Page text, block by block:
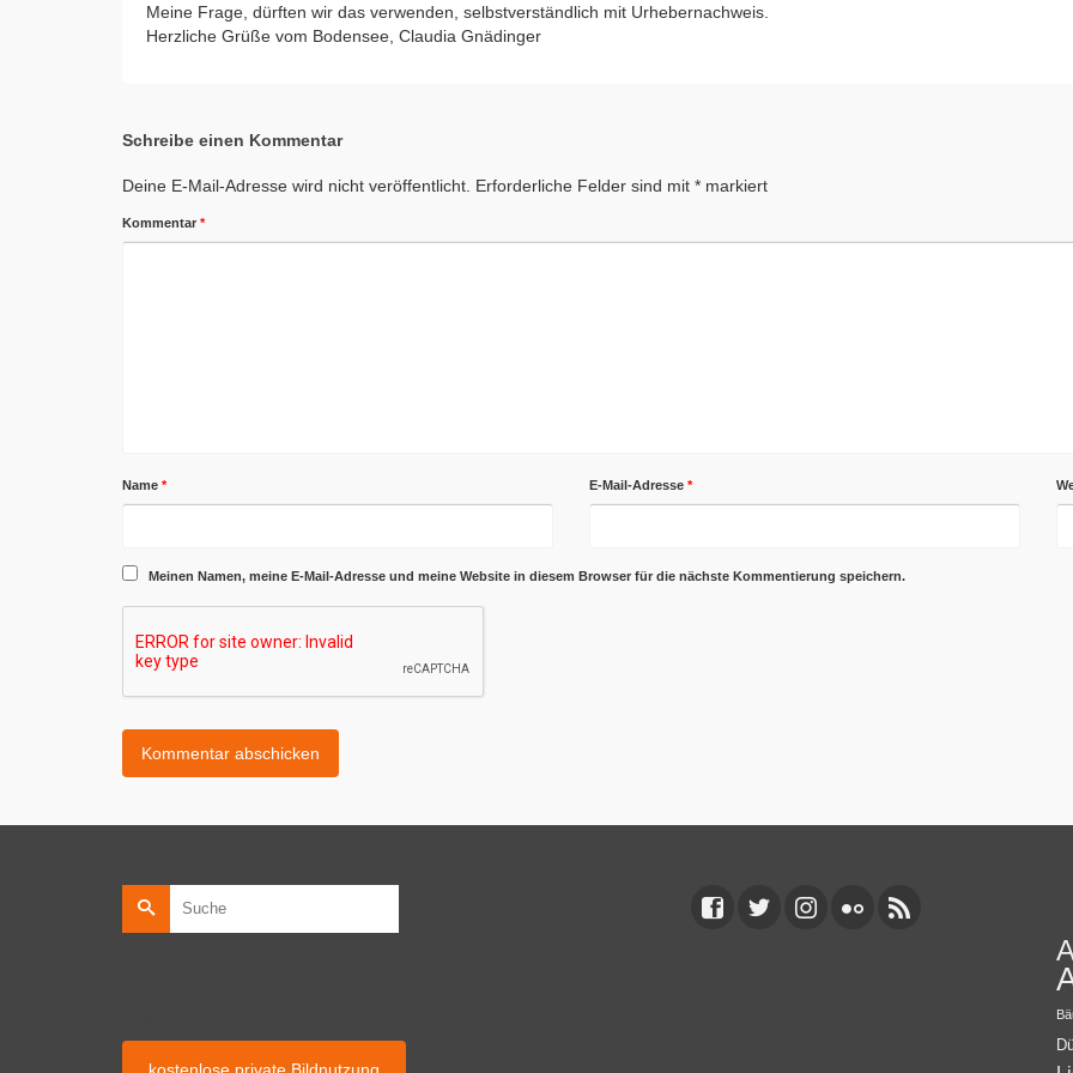
Meine Frage, dürften wir das verwenden, selbstverständlich mit Urhebernachweis.
Herzliche Grüße vom Bodensee, Claudia Gnädinger
Schreibe einen Kommentar
Deine E-Mail-Adresse wird nicht veröffentlicht. Erforderliche Felder sind mit * markiert
Kommentar *
Name * E-Mail-Adresse *
Meinen Namen, meine E-Mail-Adresse und meine Website in diesem Browser für die nächste Kommentierung speichern.
Suche
nach:
kostenlose private Bildnutzung